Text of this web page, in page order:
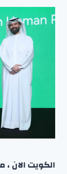
الكويت الان